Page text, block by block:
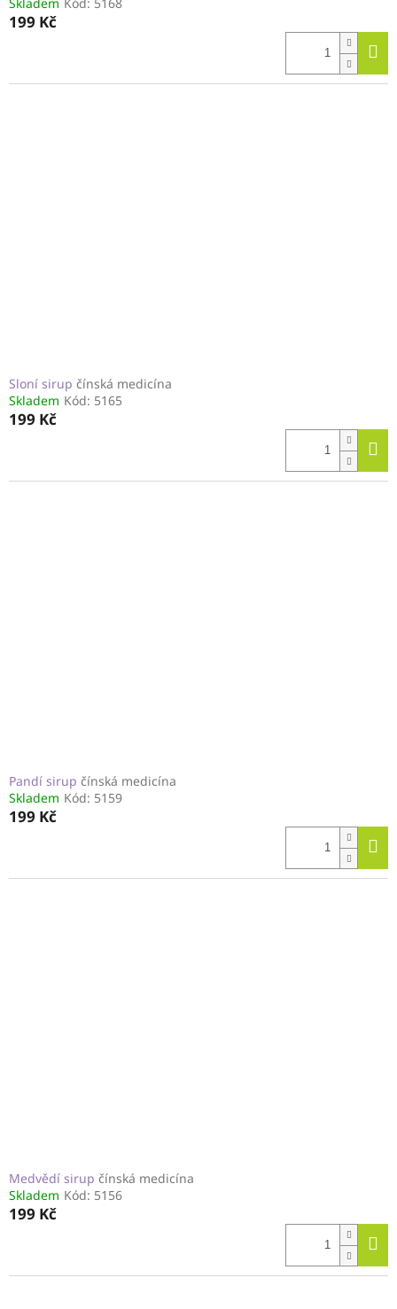
199 Kč
Sloní sirup čínská medicína
Skladem Kód: 5165
199 Kč
Pandí sirup čínská medicína
Skladem Kód: 5159
199 Kč
Medvědí sirup čínská medicína
Skladem Kód: 5156
199 Kč